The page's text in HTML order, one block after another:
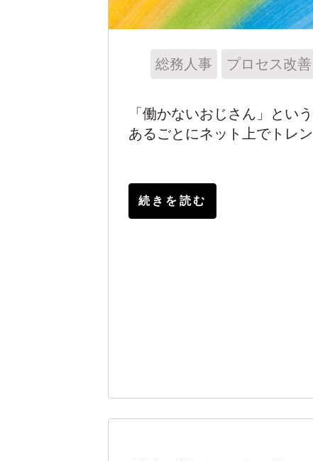
総務人事 プロセス改善
「働かないおじさん」とい
あるごとにネット上でトレ
続きを読む